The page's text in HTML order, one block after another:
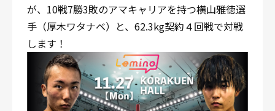
が、10戦7勝3敗のアマキャリアを持つ横山雅徳選
手（厚木ワタナベ）と、62.3kg契約４回戦で対戦
します！